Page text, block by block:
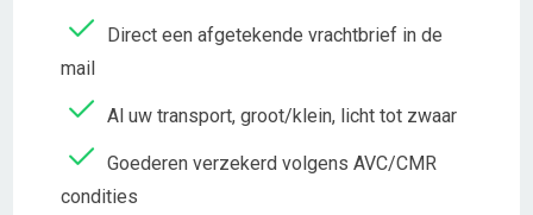
Direct een afgetekende vrachtbrief in de
mail
Al uw transport, groot/klein, licht tot zwaar
Goederen verzekerd volgens AVC/CMR
condities